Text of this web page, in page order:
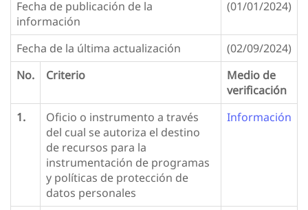
Fecha de publicación de la
información
(01/01/2024)
Fecha de la última actualización
(02/09/2024)
No.
Criterio
Medio de
verificación
1.
Oficio o instrumento a través
del cual se autoriza el destino
de recursos para la
instrumentación de programas
y políticas de protección de
datos personales
Información